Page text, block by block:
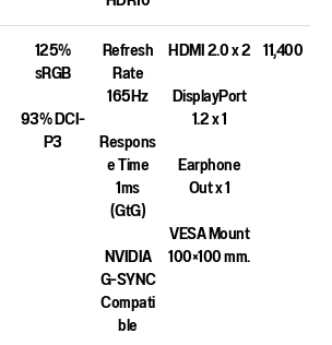
125%
sRGB
93% DCI-
P3
Refresh
Rate
165Hz
Respons
e Time
1ms
(GtG)
NVIDIA
G-SYNC
Compati
ble
HDMI 2.0 x 2
DisplayPort
1.2 x 1
Earphone
Out x 1
VESA Mount
100×100 mm.
11,400